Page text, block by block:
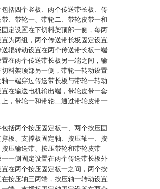
括四个竖板、两个传送带长板、传
、带轮一、带轮二、带轮皮带一和
定设置在下切料架顶部一侧，每两
为两组，两个传送带长板固定设置
辊转动设置在两个传送带长板一端
在两个传送带长板另一端之间，输
料架顶部另一侧，带轮一转动设置
一端穿过传送带长板与带轮一转动
在输送电机输出端，带轮皮带一套
，带轮一和带轮二通过带轮皮带一
括两个按压固定板一、两个按压固
板、支撑板固定轴、按压轴一、按
压输送带、按压带轮和带轮皮带
一侧固定设置在两个传送带长板外
在两个按压固定板一之间，两个按
按压轴三两端，按压轴一转动设置